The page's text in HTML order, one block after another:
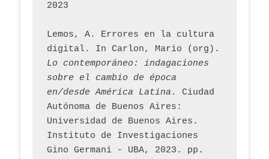
2023
Lemos, A. Errores en la cultura
Lo contemporáneo: indagaciones
sobre el cambio de época
en/desde América Latina.
Ciudad
Autónoma de Buenos Aires:
Universidad de Buenos Aires.
Instituto de Investigaciones
Gino Germani - UBA, 2023. pp.